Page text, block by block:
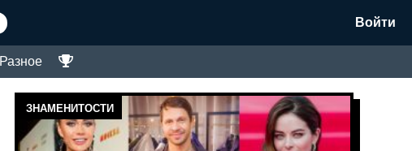
Войти
Разное
ЗНАМЕНИТОСТИ